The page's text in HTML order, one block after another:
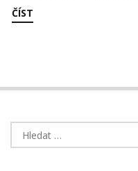
ČÍST
Vyhledávání